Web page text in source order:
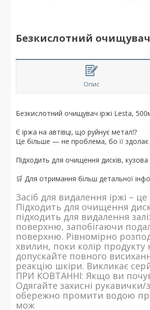
Безкислотний очищувач
Опис
Безкислотний очищувач іржі Lesta,
Є іржа на автівці, що руйнує метал⁉️
Це більше — не проблема, бо її
Підходить для очищення дисків,
🛒 Для отримання більш детальної
Засіб для видалення іржі –
Підходить для очищення
підходить для видалення
поверхню, запобігаючи
поверхню. Рівномірно
хвилин, поки колір продукту
допускайте повного
реакцію шкіри. Викликає
ПРИ КОВТАННІ: Якщо ви
Одягайте захисні
обережно промити водою
мож